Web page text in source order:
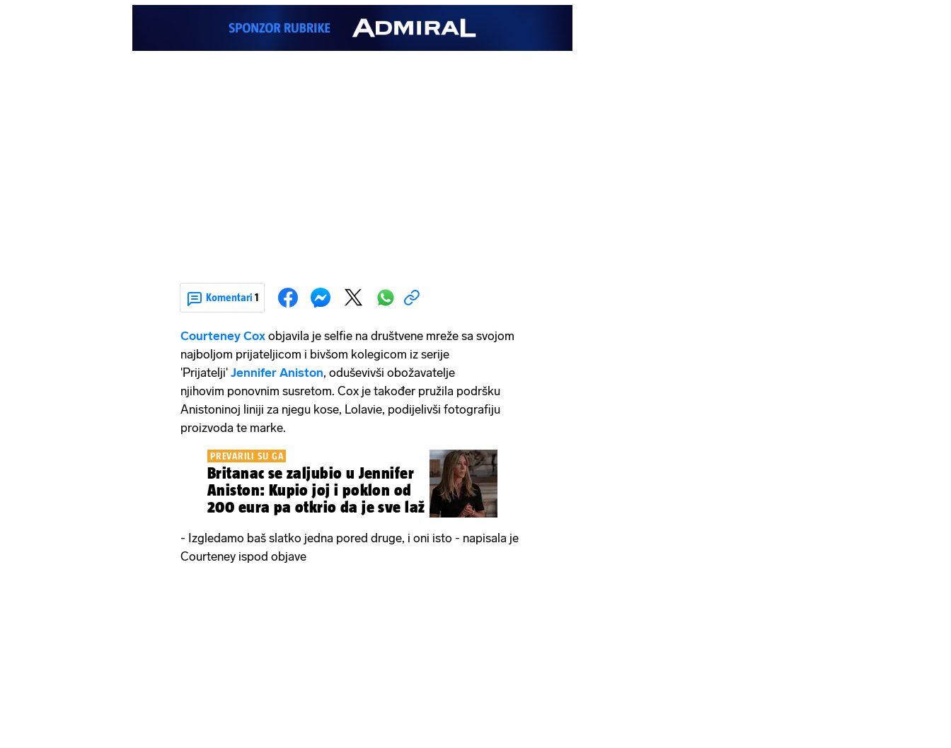
Komentari 1
Courteney Cox objavila je selfie na društvene mreže sa svojom
najboljom prijateljicom i bivšom kolegicom iz serije
'Prijatelji' Jennifer Aniston, oduševivši obožavatelje
njihovim ponovnim susretom. Cox je također pružila podršku
Anistoninoj liniji za njegu kose, Lolavie, podijelivši fotografiju
proizvoda te marke.
PREVARILI SU GA
Britanac se zaljubio u Jennifer
Aniston: Kupio joj i poklon od
200 eura pa otkrio da je sve laž
- Izgledamo baš slatko jedna pored druge, i oni isto - napisala je
Courteney ispod objave